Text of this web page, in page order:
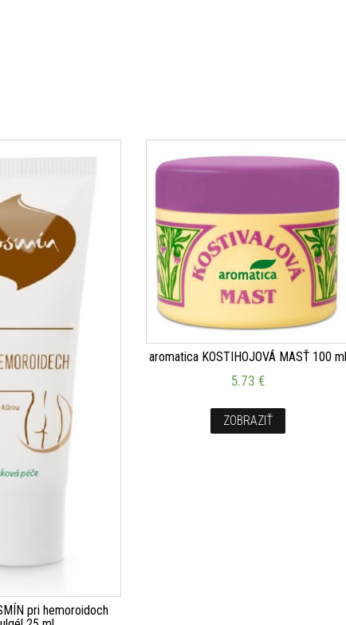
pri hemoroidoch
aromatica KOSTIHOJOVÁ MASŤ 100 ml
5.73€
ZOBRAZIŤ